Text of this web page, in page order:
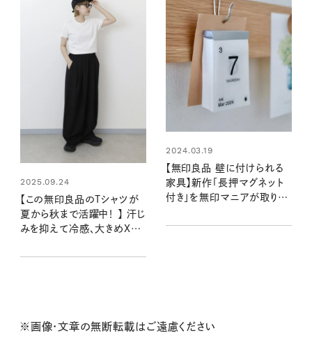
2025.09.24
【この無印良品のTシャツが
夏から秋まで活躍中！ 】 汗じ
みを抑えて冷感、大きめXL
2024.03.19
【無印良品 壁に付けられる
家具】新作「長押マグネット
付き」を無印マニアが取り付
※画像・文章の無断転載はご遠慮ください